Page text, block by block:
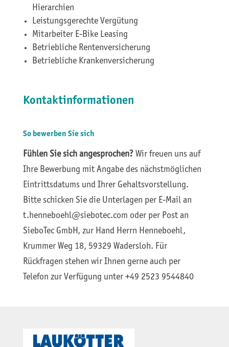
Hierarchien
Leistungsgerechte Vergütung
Mitarbeiter E-Bike Leasing
Betriebliche Rentenversicherung
Betriebliche Krankenversicherung
Kontaktinformationen
So bewerben Sie sich
Fühlen Sie sich angesprochen?Wir freuen uns auf
Ihre Bewerbung mit Angabe des nächstmöglichen
Eintrittsdatums und Ihrer Gehaltsvorstellung.
Bitte schicken Sie die Unterlagen per E-Mail an
t.henneboehl@siebotec.com oder per Post an
SieboTec GmbH, zur Hand Herrn Henneboehl,
Krummer Weg 18, 59329 Wadersloh. Für
Rückfragen stehen wir Ihnen gerne auch per
Telefon zur Verfügung unter +49 2523 9544840